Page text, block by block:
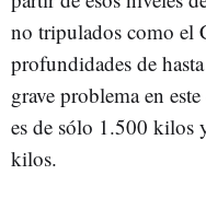
no tripulados como el
profundidades de
grave problema en
es de sólo 1.500 kilos
kilos.